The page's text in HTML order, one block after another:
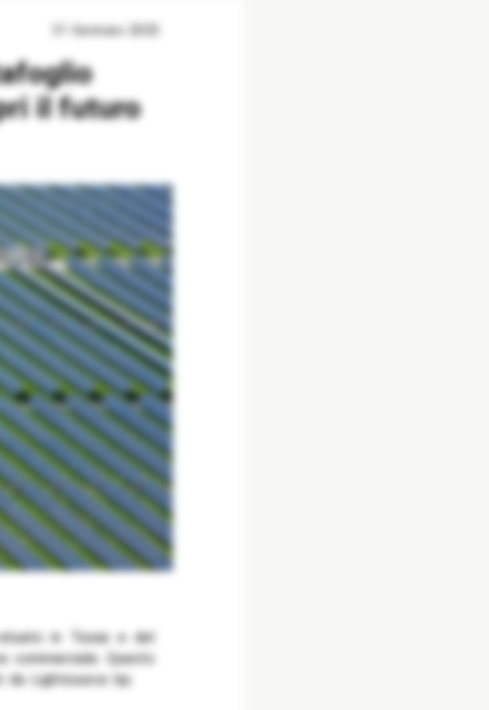
31 Gennaio 2025
il futuro
in Texas e del
commerciale. Questo
Lightsource bp.